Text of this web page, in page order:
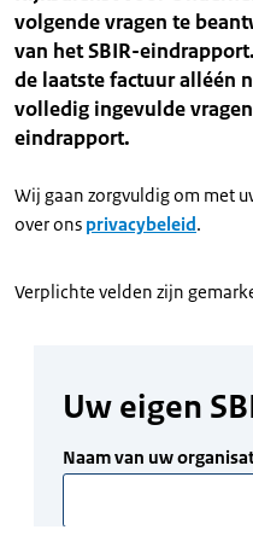
volgende vragen te
van het SBIR-
de laatste factuur alléén
volledig ingevulde
eindrapport.
Wij gaan zorgvuldig om met
over ons privacybeleid.
Verplichte velden zijn